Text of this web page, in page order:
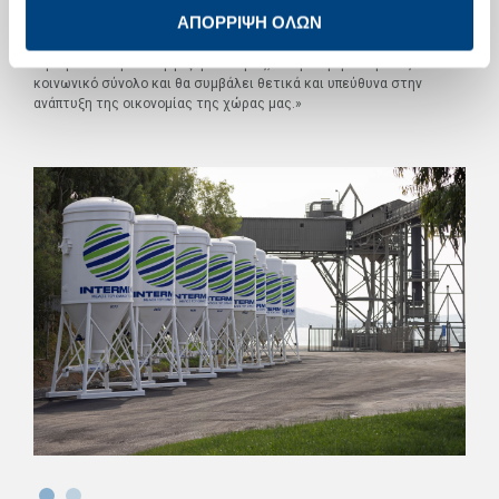
ΑΠΟΡΡΙΨΗ ΟΛΩΝ
συνεργασίας. Μια επιτυχία που θα προσδώσει σαφή και ουσιαστικά
κοινωνικό σύνολο και θα συμβάλει θετικά και υπεύθυνα στην
ανάπτυξη της οικονομίας της χώρας μας.»